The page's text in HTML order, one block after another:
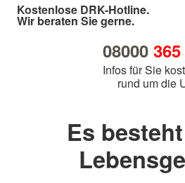
Kostenlose DRK-Hotline.
Wir beraten Sie gerne.
08000 365
Infos für Sie
rund um die
Es